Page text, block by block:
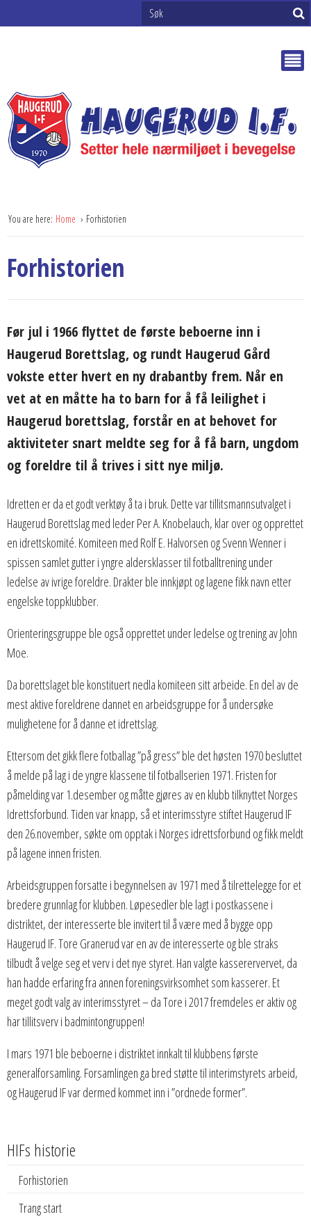
You are here: Home Forhistorien
Forhistorien
Før jul i 1966 flyttet de første beboerne inn i
Haugerud Borettslag, og rundt Haugerud Gård
vokste etter hvert en ny drabantby frem. Når en
vet at en måtte ha to barn for å få leilighet i
Haugerud borettslag, forstår en at behovet for
aktiviteter snart meldte seg for å få barn, ungdom
og foreldre til å trives i sitt nye miljø.
Idretten er da et godt verktøy å ta i bruk. Dette var tillitsmannsutvalget i
Haugerud Borettslag med leder Per A. Knobelauch, klar over og opprettet
en idrettskomité. Komiteen med Rolf E. Halvorsen og Svenn Wenner i
spissen samlet gutter i yngre aldersklasser til fotballtrening under
ledelse av ivrige foreldre. Drakter ble innkjøpt og lagene fikk navn etter
engelske toppklubber.
Orienteringsgruppe ble også opprettet under ledelse og trening av John
Moe.
Da borettslaget ble konstituert nedla komiteen sitt arbeide. En del av de
mest aktive foreldrene dannet en arbeidsgruppe for å undersøke
mulighetene for å danne et idrettslag.
Ettersom det gikk flere fotballag ”på gress” ble det høsten 1970 besluttet
å melde på lag i de yngre klassene til fotballserien 1971. Fristen for
påmelding var 1.desember og måtte gjøres av en klubb tilknyttet Norges
Idrettsforbund. Tiden var knapp, så et interimsstyre stiftet Haugerud IF
den 26.november, søkte om opptak i Norges idrettsforbund og fikk meldt
på lagene innen fristen.
Arbeidsgruppen forsatte i begynnelsen av 1971 med å tilrettelegge for et
bredere grunnlag for klubben. Løpesedler ble lagt i postkassene i
distriktet, der interesserte ble invitert til å være med å bygge opp
Haugerud IF. Tore Granerud var en av de interesserte og ble straks
tilbudt å velge seg et verv i det nye styret. Han valgte kasserervervet, da
han hadde erfaring fra annen foreningsvirksomhet som kasserer. Et
meget godt valg av interimsstyret – da Tore i 2017 fremdeles er aktiv og
har tillitsverv i badmintongruppen!
I mars 1971 ble beboerne i distriktet innkalt til klubbens første
generalforsamling. Forsamlingen ga bred støtte til interimstyrets arbeid,
og Haugerud IF var dermed kommet inn i ”ordnede former”.
HIFs historie
Forhistorien
Trang start